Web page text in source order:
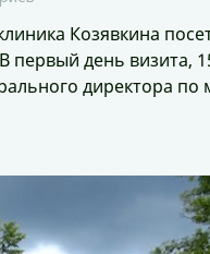
Козявкина
день визита,
директора